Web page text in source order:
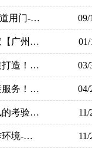
用门-广 09/
广州奇 01/
造！ 03/
务！ 04/
考验 11/
境-广 11/